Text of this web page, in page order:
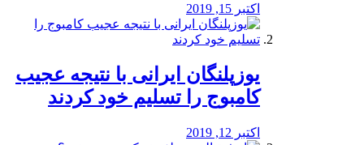
اکتبر 15, 2019
یوزپلنگان ایرانی با نتیجه عجیب
کامبوج را تسلیم خود کردند
اکتبر 12, 2019